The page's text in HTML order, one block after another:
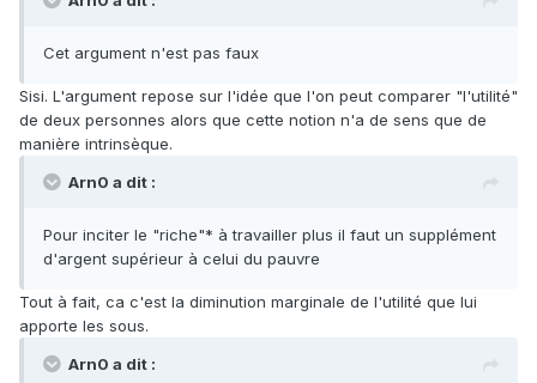
Cet argument n'est pas faux
Sisi. L'argument repose sur l'idée que l'on peut comparer "l'utilité"
de deux personnes alors que cette notion n'a de sens que de
manière intrinsèque.
Arn0 a dit :
Pour inciter le "riche"* à travailler plus il faut un supplément
d'argent supérieur à celui du pauvre
Tout à fait, ca c'est la diminution marginale de l'utilité que lui
apporte les sous.
Arn0 a dit :